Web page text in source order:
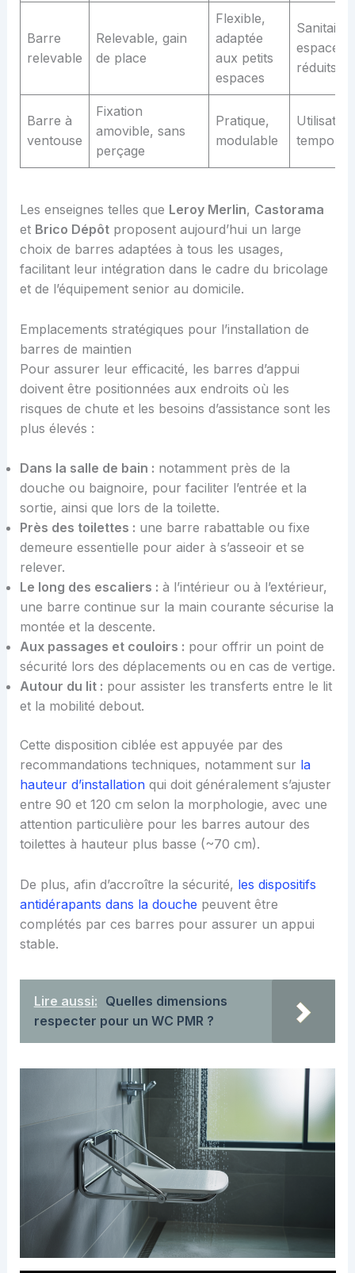
Barre
relevable
Relevable, gain
de place
Flexible,
adaptée
aux petits
espaces
espaces
réduits
Barre à
ventouse
Fixation
amovible, sans
perçage
Pratique,
modulable
Utilisation
Les enseignes telles que Leroy Merlin, Castorama
et Brico Dépôtproposent aujourd’hui un large
choix de barres adaptées à tous les usages,
facilitant leur intégration dans le cadre du bricolage
et de l’équipement senior au domicile.
Emplacements stratégiques pour l’installation de
barres de maintien
Pour assurer leur efficacité, les barres d’appui
doivent être positionnées aux endroits où les
risques de chute et les besoins d’assistance sont les
plus élevés :
Dans la salle de bain : notamment près de la
douche ou baignoire, pour faciliter l’entrée et la
sortie, ainsi que lors de la toilette.
Près des toilettes : une barre rabattable ou fixe
demeure essentielle pour aider à s’asseoir et se
relever.
Le long des escaliers : à l’intérieur ou à l’extérieur,
une barre continue sur la main courante sécurise la
montée et la descente.
Aux passages et couloirs : pour offrir un point de
sécurité lors des déplacements ou en cas de vertige.
Autour du lit : pour assister les transferts entre le lit
et la mobilité debout.
Cette disposition ciblée est appuyée par des
recommandations techniques, notamment sur la
hauteur d’installationqui doit généralement s’ajuster
entre 90 et 120 cm selon la morphologie, avec une
attention particulière pour les barres autour des
toilettes à hauteur plus basse (~70 cm).
De plus, afin d’accroître la sécurité, les dispositifs
antidérapants dans la douche peuvent être
complétés par ces barres pour assurer un appui
stable.
Lire aussi: Quelles dimensions
respecter pour un WC PMR ?